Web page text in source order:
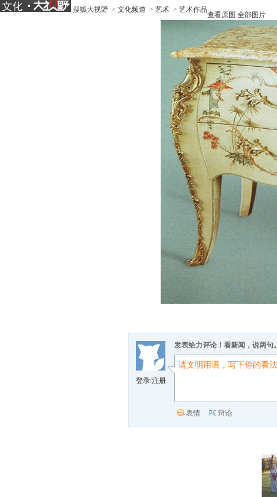
搜狐大视野 > 文化频道 > 艺术 > 艺术作品
查看原图 全部图片
登录/注册
发表给力评论！看新闻，说两句。
表情 辩论